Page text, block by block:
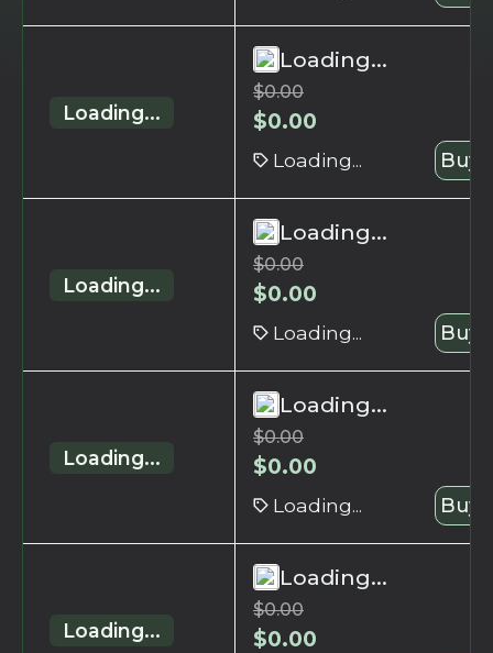
Loading...
Loading...
$0.00
$0.00
Loading... Buy
Loading...
Loading...
$0.00
$0.00
Loading... Buy
Loading...
Loading...
$0.00
$0.00
Loading... Buy
Loading...
Loading...
$0.00
$0.00